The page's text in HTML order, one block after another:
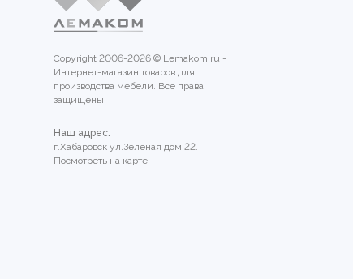
Copyright 2006-2026 © Lemakom.ru -
Интернет-магазин товаров для
производства мебели. Все права
защищены.
Наш адрес:
г.Хабаровск ул.Зеленая дом 22.
Посмотреть на карте